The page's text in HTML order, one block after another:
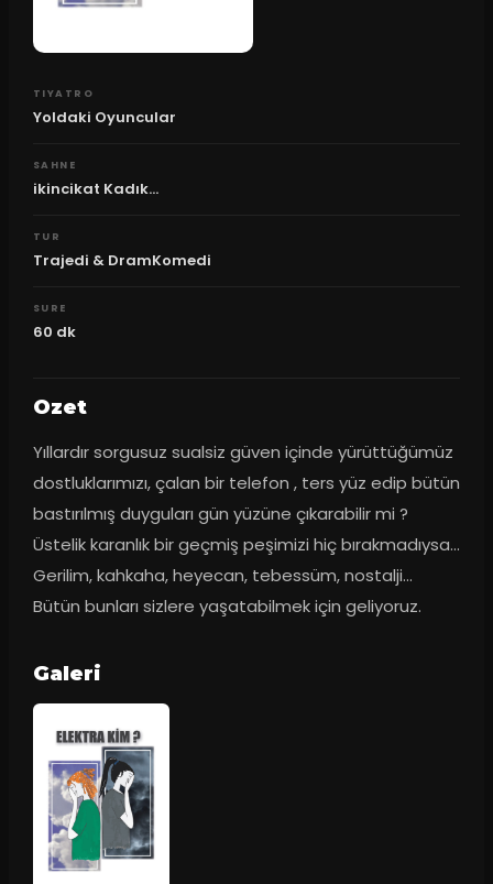
TIYATRO
Yoldaki Oyuncular
SAHNE
ikincikat Kadık...
TUR
Trajedi & DramKomedi
SURE
60 dk
Ozet
Yıllardır sorgusuz sualsiz güven içinde yürüttüğümüz
dostluklarımızı, çalan bir telefon , ters yüz edip bütün
bastırılmış duyguları gün yüzüne çıkarabilir mi ?
Üstelik karanlık bir geçmiş peşimizi hiç bırakmadıysa...
Gerilim, kahkaha, heyecan, tebessüm, nostalji...
Bütün bunları sizlere yaşatabilmek için geliyoruz.
Galeri